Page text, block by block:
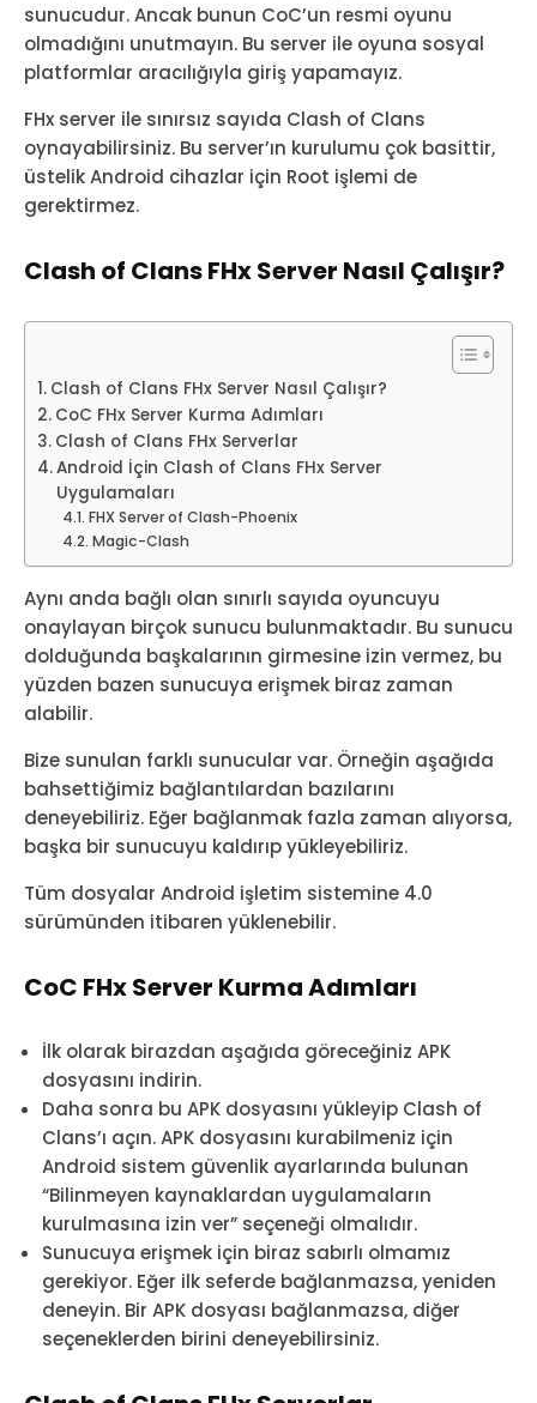
sunucudur. Ancak bunun CoC’un resmi oyunu
olmadığını unutmayın. Bu server ile oyuna sosyal
platformlar aracılığıyla giriş yapamayız.
FHx server ile sınırsız sayıda Clash of Clans
oynayabilirsiniz. Bu server’ın kurulumu çok basittir,
üstelik Android cihazlar için Root işlemi de
gerektirmez.
Clash of Clans FHx Server Nasıl Çalışır?
Clash of Clans FHx Server Nasıl Çalışır?
CoC FHx Server Kurma Adımları
Clash of Clans FHx Serverlar
Android İçin Clash of Clans FHx Server
Uygulamaları
FHX Server of Clash-Phoenix
Magic-Clash
Aynı anda bağlı olan sınırlı sayıda oyuncuyu
onaylayan birçok sunucu bulunmaktadır. Bu sunucu
dolduğunda başkalarının girmesine izin vermez, bu
yüzden bazen sunucuya erişmek biraz zaman
alabilir.
Bize sunulan farklı sunucular var. Örneğin aşağıda
bahsettiğimiz bağlantılardan bazılarını
deneyebiliriz. Eğer bağlanmak fazla zaman alıyorsa,
başka bir sunucuyu kaldırıp yükleyebiliriz.
Tüm dosyalar Android işletim sistemine 4.0
sürümünden itibaren yüklenebilir.
CoC FHx Server Kurma Adımları
İlk olarak birazdan aşağıda göreceğiniz APK
dosyasını indirin.
Daha sonra bu APK dosyasını yükleyip Clash of
Clans’ı açın. APK dosyasını kurabilmeniz için
Android sistem güvenlik ayarlarında bulunan
“Bilinmeyen kaynaklardan uygulamaların
kurulmasına izin ver” seçeneği olmalıdır.
Sunucuya erişmek için biraz sabırlı olmamız
gerekiyor. Eğer ilk seferde bağlanmazsa, yeniden
deneyin. Bir APK dosyası bağlanmazsa, diğer
seçeneklerden birini deneyebilirsiniz.